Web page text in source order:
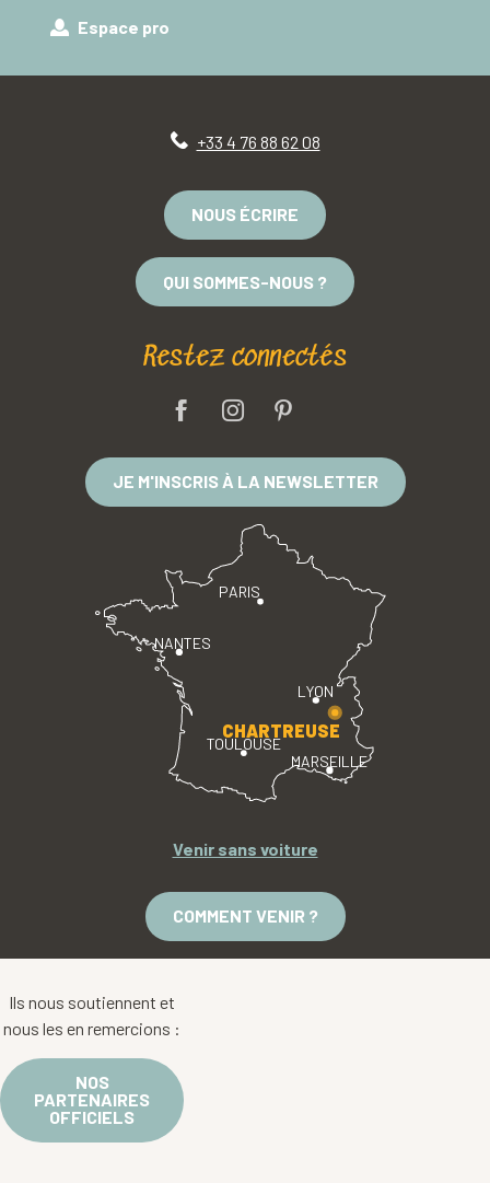
Espace pro
+33 4 76 88 62 08
NOUS ÉCRIRE
QUI SOMMES-NOUS ?
Restez connectés
JE M'INSCRIS À LA NEWSLETTER
PARIS
LYON
TOULOUSE
MARSEILLE
NANTES
CHARTREUSE
Venir sans voiture
COMMENT VENIR ?
Ils nous soutiennent et
nous les en remercions :
NOS
PARTENAIRES
OFFICIELS